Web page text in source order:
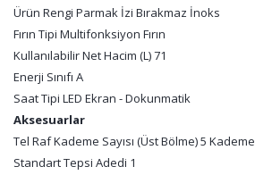
Ürün Rengi Parmak İzi Bırakmaz İnoks
Fırın Tipi Multifonksiyon Fırın
Kullanılabilir Net Hacim (L) 71
Enerji Sınıfı A
Saat Tipi LED Ekran - Dokunmatik
Aksesuarlar
Tel Raf Kademe Sayısı (Üst Bölme) 5 Kademe
Standart Tepsi Adedi 1